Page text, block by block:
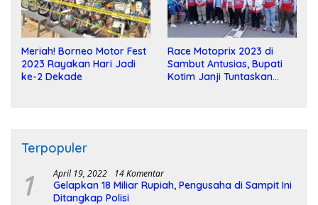
Meriah! Borneo Motor Fest
2023 Rayakan Hari Jadi
ke-2 Dekade
Race Motoprix 2023 di
Sambut Antusias, Bupati
Kotim Janji Tuntaskan
Terpopuler
1 April 19, 2022 14 Komentar
Gelapkan 18 Miliar Rupiah, Pengusaha di Sampit Ini
Ditangkap Polisi